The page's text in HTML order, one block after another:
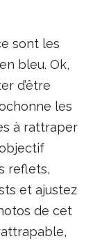
sont les
bleu. Ok,
d’être
les
à rattraper
reflets,
et ajustez
de cet